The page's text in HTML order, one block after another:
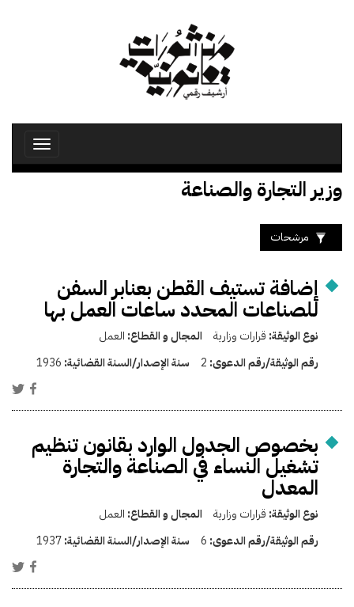
Toggle
وزير التجارة والصناعة
مرشحات
إضافة تستيف القطن بعنابر السفن
للصناعات المحدد ساعات العمل بها
نوع الوثيقة: قرارات وزارية المجال و القطاع: العمل
رقم الوثيقة/رقم الدعوى: 2 سنة الإصدار/السنة القضائية: 1936
بخصوص الجدول الوارد بقانون تنظيم
تشغيل النساء في الصناعة والتجارة
المعدل
نوع الوثيقة: قرارات وزارية المجال و القطاع: العمل
رقم الوثيقة/رقم الدعوى: 6 سنة الإصدار/السنة القضائية:1937